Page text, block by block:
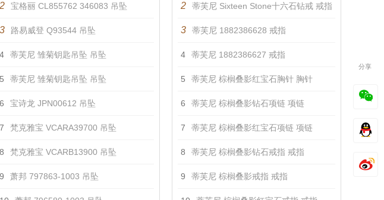
2 宝格丽 CL855762 346083 吊坠
3 路易威登 Q93544 吊坠
4 蒂芙尼 雏菊钥匙吊坠 吊坠
5 蒂芙尼 雏菊钥匙吊坠 吊坠
6 宝诗龙 JPN00612 吊坠
7 梵克雅宝 VCARA39700 吊坠
8 梵克雅宝 VCARB13900 吊坠
9 萧邦 797863-1003 吊坠
2 蒂芙尼 Sixteen Stone十六石钻戒 戒指
3 蒂芙尼 1882386628 戒指
4 蒂芙尼 1882386627 戒指
5 蒂芙尼 棕榈叠影红宝石胸针 胸针
6 蒂芙尼 棕榈叠影钻石项链 项链
7 蒂芙尼 棕榈叠影红宝石项链 项链
8 蒂芙尼 棕榈叠影钻石戒指 戒指
9 蒂芙尼 棕榈叠影戒指 戒指
分享